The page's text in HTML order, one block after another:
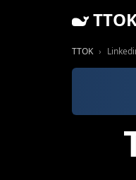
TTOK